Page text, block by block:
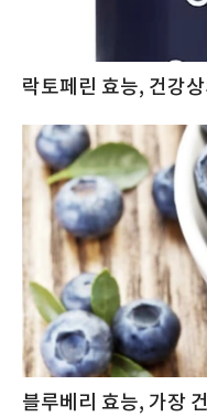
락토페린 효능, 건강
블루베리 효능, 가장